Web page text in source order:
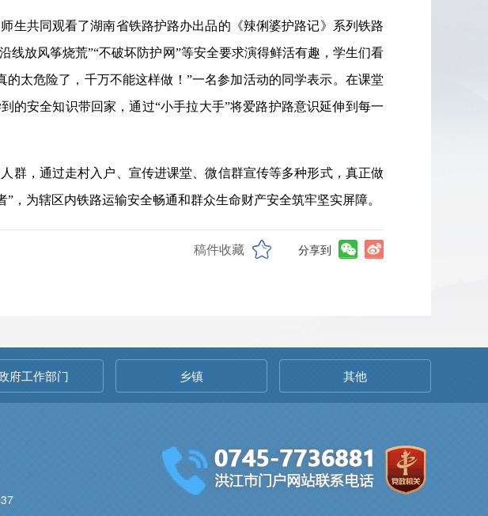
生共同观看了湖南省铁路护路办出品的《辣俐婆护路记》系列铁路
线放风筝烧荒”“不破坏防护网”等安全要求演得鲜活有趣，学生们看
太危险了，千万不能这样做！”一名参加活动的同学表示。在课堂
的安全知识带回家，通过“小手拉大手”将爱路护路意识延伸到每一
群，通过走村入户、宣传进课堂、微信群宣传等多种形式，真正做
，为辖区内铁路运输安全畅通和群众生命财产安全筑牢坚实屏障。
稿件收藏 分享到
府工作部门 乡镇 其他